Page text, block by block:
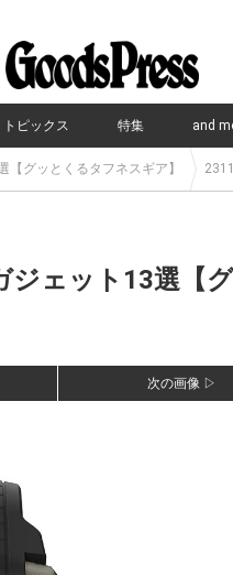
トピックス 特集 and
グッとくるタフネスギア】
ェット13選【
次の画像 ▷